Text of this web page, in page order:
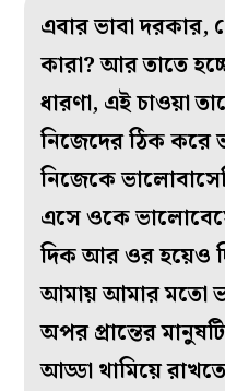
এবার ভাবা দরকার,
কারা? আর তাতে
ধারণা, এই চাওয়া
নিজেদের ঠিক করে
নিজেকে
এসে ওকে
দিক আর ওর হয়েও
আমায় আমার মতো
অপর প্রান্তের
আড্ডা থামিয়ে